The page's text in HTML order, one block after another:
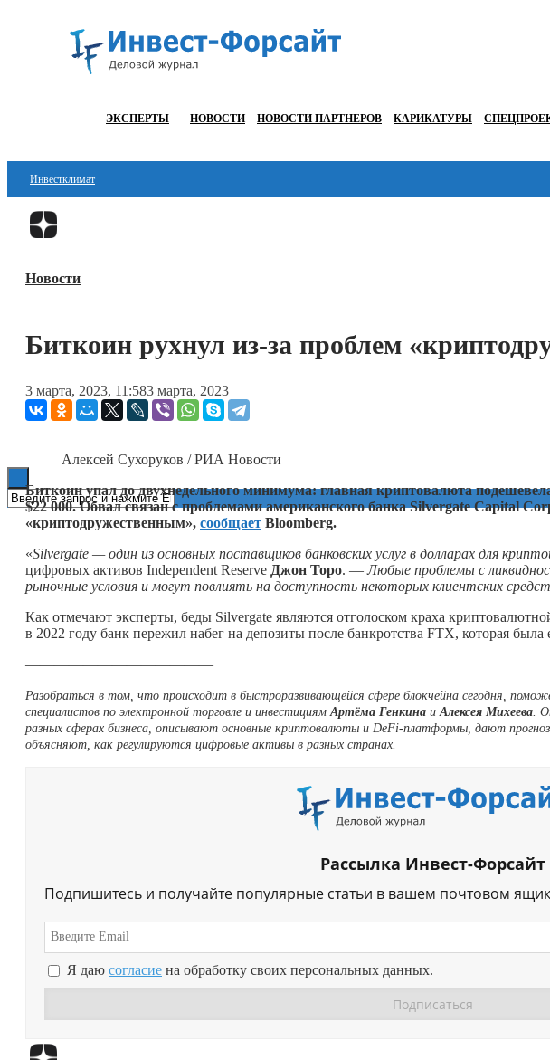
ЭКСПЕРТЫ НОВОСТИ НОВОСТИ ПАРТНЕРОВ КАРИКАТУРЫ
Инвестклимат
Финансы
Блокчейн
ESG
Новости
Биткоин рухнул из-за проблем
3 марта, 2023, 11:583 марта, 2023
Алексей Сухоруков / РИА Новости
Биткоин упал до двухнедельного минимума: главная криптовалюта
$22 000. Обвал связан с проблемами американского банка Silvergate Capital
«криптодружественным», сообщает Bloomberg.
«Silvergate — один из основных поставщиков банковских услуг в долларах для
цифровых активов Independent Reserve Джон Торо. —Любые проблемы с
рыночные условия и могут повлиять на доступность некоторых клиентских
Как отмечают эксперты, беды Silvergate являются отголоском краха
в 2022 году банк пережил набег на депозиты после банкротства FTX, которая
—————————————
Разобраться в том, что происходит в быстроразвивающейся сфере блокчейна сегодня,
специалистов по электронной торговле и инвестициям Артёма Генкина и Алексея Михеева .
разных сферах бизнеса, описывают основные криптовалюты и DeFi-платформы, дают
объясняют, как регулируются цифровые активы в разных странах.
Рассылка Инвест-Форсайт
Подпишитесь и получайте популярные статьи в вашем почтовом
Я даю согласие на обработку своих персональных данных.